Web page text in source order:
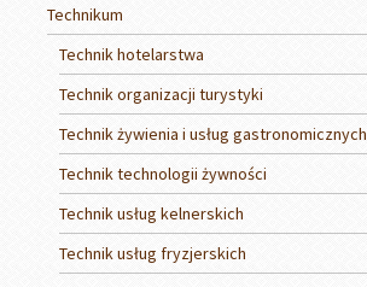
Technikum
Technik hotelarstwa
Technik organizacji turystyki
Technik żywienia i usług gastronomicznych
Technik technologii żywności
Technik usług kelnerskich
Technik usług fryzjerskich